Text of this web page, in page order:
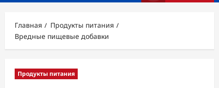
Главная
Продукты питания
Вредные пищевые добавки
Продукты питания